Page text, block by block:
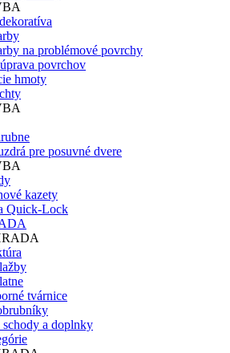
na problémové povrchy
povrchov
hmoty
pre posuvné dvere
kazety
Quick-Lock
tvárnice
a doplnky